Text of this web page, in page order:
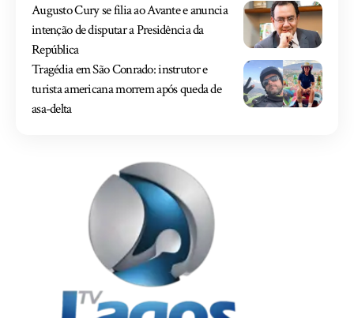
Augusto Cury se filia ao Avante e anuncia
intenção de disputar a Presidência da
República
Tragédia em São Conrado: instrutor e
turista americana morrem após queda de
asa-delta